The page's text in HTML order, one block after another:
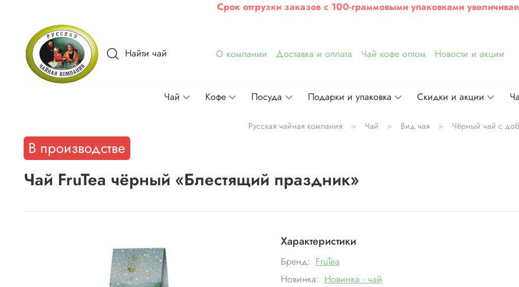
Срок отгрузки заказов с 100-граммовыми упаковками
Найти чай О компании Доставка и оплата Чай кофе оптом Новости и акции
Чай Кофе Посуда Подарки и упаковка Скидки и акции
Русская чайная компания Чай Вид чая Чёрный чай с
В производстве
Чай FruTea чёрный «Блестящий праздник»
Характеристики
Бренд: FruTea
Новинка: Новинка - чай